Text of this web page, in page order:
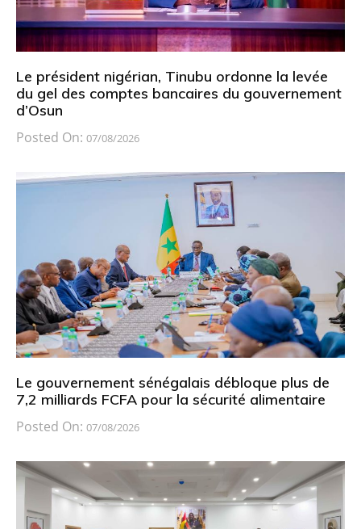
Le président nigérian, Tinubu ordonne la levée
du gel des comptes bancaires du gouvernement
d’Osun
Posted On: 07/08/2026
Le gouvernement sénégalais débloque plus de
7,2 milliards FCFA pour la sécurité alimentaire
Posted On: 07/08/2026